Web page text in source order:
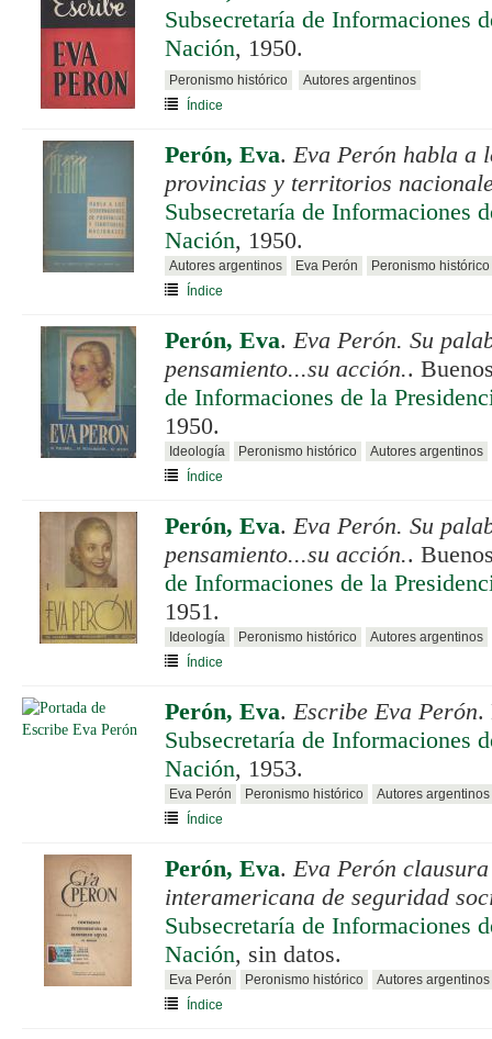
Subsecretaría de Informaciones
Nación, 1950.
Peronismo histórico
Autores argentinos
Índice
Perón, Eva. Eva Perón habla a
provincias y territorios
Subsecretaría de Informaciones
Nación, 1950.
Autores argentinos Eva Perón
Peronismo histórico
Índice
Perón, Eva. Eva Perón. Su
pensamiento...su acción..
de Informaciones de la
1950.
Ideología Peronismo histórico
Autores argentinos
Índice
Perón, Eva. Eva Perón. Su
pensamiento...su acción..
de Informaciones de la
1951.
Ideología Peronismo histórico
Autores argentinos
Índice
Perón, Eva. Escribe Eva Perón.
Subsecretaría de Informaciones
Nación, 1953.
Eva Perón Peronismo histórico
Autores argentinos
Índice
Perón, Eva. Eva Perón
interamericana de seguridad
Subsecretaría de Informaciones
Nación, sin datos.
Eva Perón Peronismo histórico
Autores argentinos
Índice